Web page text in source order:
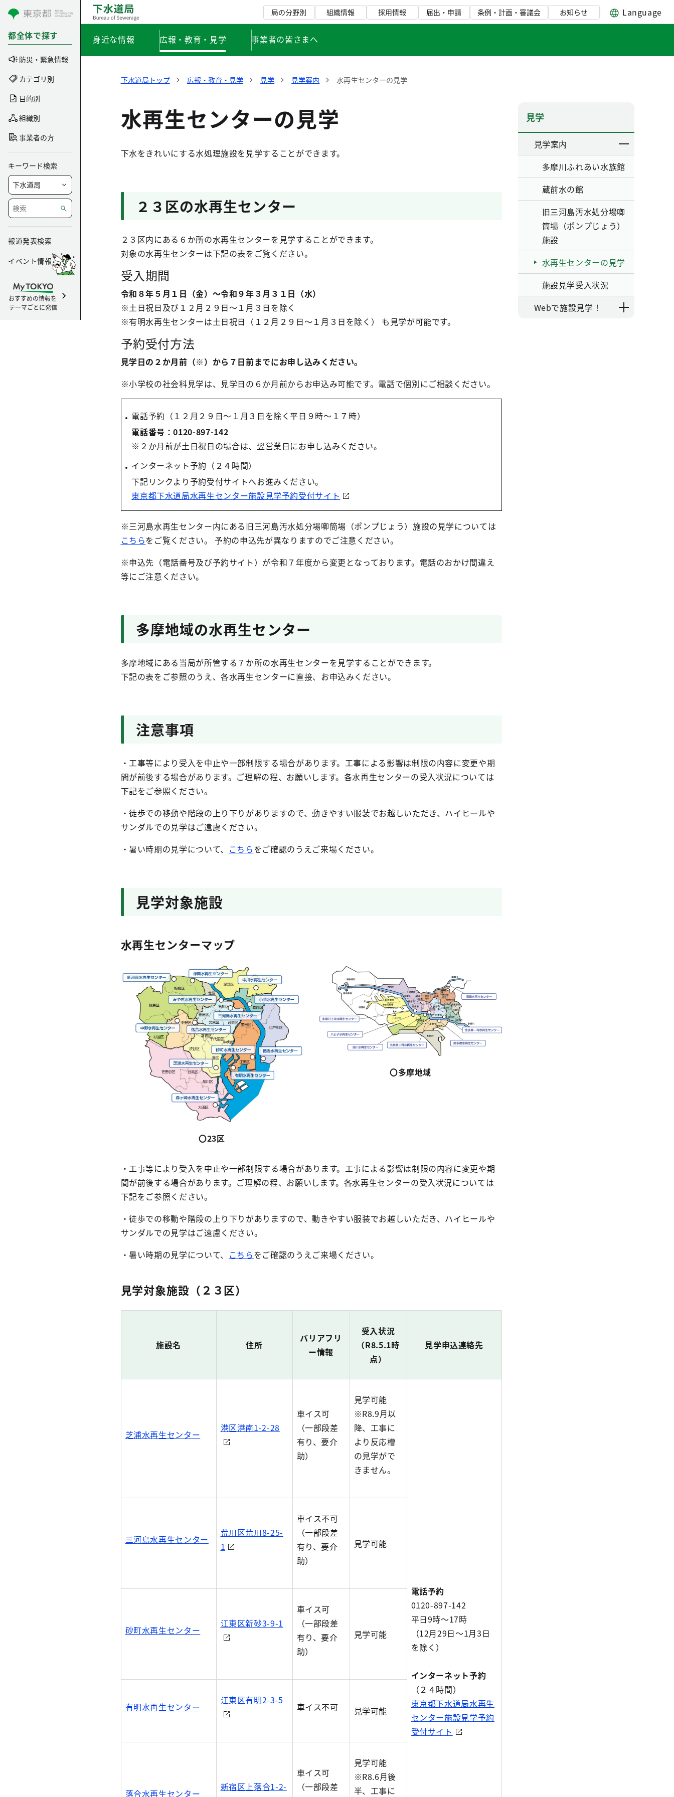
コンテンツにスキップ
都全体で探す
防災・緊急情報
カテゴリ別
目的別
組織別
事業者の方
キーワード検索
報道発表検索
イベント情報
おすすめの情報を
テーマごとに発信
局の分野別 組織情報 採用情報 届出・申請 条例・計画・審議会 お知らせ Language
身近な情報 広報・教育・見学 事業者の皆さまへ
下水道局トップ 広報・教育・見学 見学 見学案内 水再生センターの見学
水再生センターの見学
下水をきれいにする水処理施設を見学することができます。
２３区の水再生センター
２３区内にある６か所の水再生センターを見学することができます。
対象の水再生センターは下記の表をご覧ください。
受入期間
令和８年５月１日（金）～令和９年３月３１日（水）
※土日祝日及び１２月２９日～１月３日を除く
※有明水再生センターは土日祝日（１２月２９日～１月３日を除く） も見学が可能です。
予約受付方法
見学日の２か月前（※）から７日前までにお申し込みください。
※小学校の社会科見学は、見学日の６か月前からお申込み可能です。電話で個別にご相談ください。
電話予約（１２月２９日～１月３日を除く平日９時～１７時）
電話番号：0120-897-142
※２か月前が土日祝日の場合は、翌営業日にお申し込みください。
インターネット予約（２４時間）
下記リンクより予約受付サイトへお進みください。
東京都下水道局水再生センター施設見学予約受付サイト
※三河島水再生センター内にある旧三河島汚水処分場喞筒場（ポンプじょう）施設の見学については
こちらをご覧ください。 予約の申込先が異なりますのでご注意ください。
※申込先（電話番号及び予約サイト）が令和７年度から変更となっております。電話のおかけ間違え
等にご注意ください。
多摩地域の水再生センター
多摩地域にある当局が所管する７か所の水再生センターを見学することができます。
下記の表をご参照のうえ、各水再生センターに直接、お申込みください。
注意事項
・工事等により受入を中止や一部制限する場合があります。工事による影響は制限の内容に変更や期
間が前後する場合があります。ご理解の程、お願いします。各水再生センターの受入状況については
下記をご参照ください。
・徒歩での移動や階段の上り下りがありますので、動きやすい服装でお越しいただき、ハイヒールや
サンダルでの見学はご遠慮ください。
・暑い時期の見学について、 こちらをご確認のうえご来場ください。
見学対象施設
水再生センターマップ
〇23区
〇多摩地域
・工事等により受入を中止や一部制限する場合があります。工事による影響は制限の内容に変更や期
間が前後する場合があります。ご理解の程、お願いします。各水再生センターの受入状況については
下記をご参照ください。
・徒歩での移動や階段の上り下りがありますので、動きやすい服装でお越しいただき、ハイヒールや
サンダルでの見学はご遠慮ください。
・暑い時期の見学について、 こちらをご確認のうえご来場ください。
見学対象施設（２３区）
施設名 住所
バリアフリ
ー情報
受入状況
（R8.5.1時
点）
見学申込連絡先
芝浦水再生センター
港区港南1-2-28
車イス可
（一部段差
有り、要介
助）
見学可能
※R8.9月以
降、工事に
より反応槽
の見学がで
きません。
電話予約
0120-897-142
平日9時～17時
（12月29日～1月3日
を除く）
インターネット予約
（２４時間）
東京都下水道局水再生
センター施設見学予約
受付サイト
三河島水再生センター
荒川区荒川8-25-
1
車イス不可
（一部段差
有り、要介
助）
見学可能
砂町水再生センター
江東区新砂3-9-1
車イス可
（一部段差
有り、要介
助）
見学可能
有明水再生センター
江東区有明2-3-5
車イス不可 見学可能
落合水再生センター
新宿区上落合1-2-
車イス可
（一部段差
見学可能
※R8.6月後
半、工事に
見学
見学案内
多摩川ふれあい水族館
蔵前水の館
旧三河島汚水処分場喞
筒場（ポンプじょう）
施設
水再生センターの見学
施設見学受入状況
Webで施設見学！